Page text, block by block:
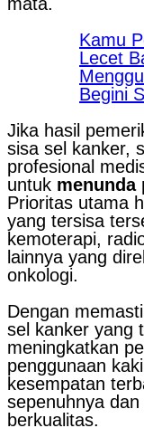
Kamu
Lecet
Begini
Jika hasil
sisa sel kanker,
profesional
untuk menunda
Prioritas utama
yang tersisa
kemoterapi,
lainnya yang
onkologi.
Dengan
sel kanker yang
meningkatkan
penggunaan
kesempatan
sepenuhnya
berkualitas.